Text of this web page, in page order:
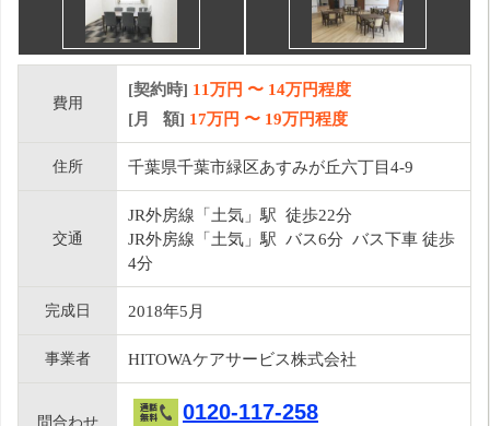
費用
[契約時] 11万円 〜 14万円程度
[月 額] 17万円 〜 19万円程度
住所 千葉県千葉市緑区あすみが丘六丁目4-9
交通
JR外房線「土気」駅 徒歩22分
JR外房線「土気」駅 バス6分 バス下車 徒歩
4分
完成日 2018年5月
事業者 HITOWAケアサービス株式会社
問合わせ 0120-117-258